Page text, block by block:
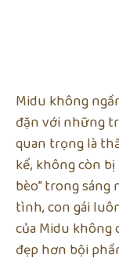
Midu không
đặn với những
quan trọng là
kể, không còn
bèo” trong
tình, con gái
của Midu không
đẹp hơn bội